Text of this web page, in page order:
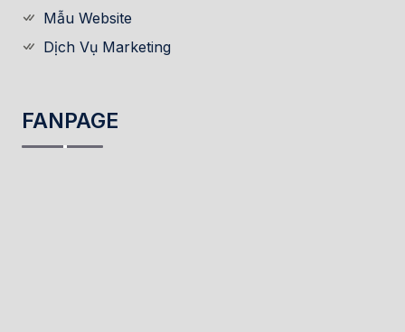
Mẫu Website
Dịch Vụ Marketing
FANPAGE